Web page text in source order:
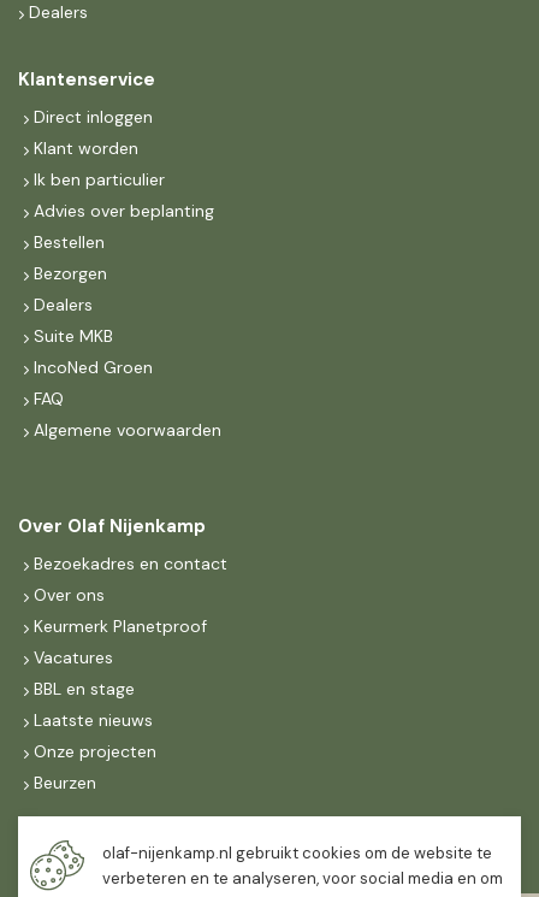
Dealers
Klantenservice
Direct inloggen
Klant worden
Ik ben particulier
Advies over beplanting
Bestellen
Bezorgen
Dealers
Suite MKB
IncoNed Groen
FAQ
Algemene voorwaarden
Over Olaf Nijenkamp
Bezoekadres en contact
Over ons
Keurmerk Planetproof
Vacatures
BBL en stage
Laatste nieuws
Onze projecten
Beurzen
Maandag t/m vrijdag
07:30- 16:30
olaf-nijenkamp.nl gebruikt cookies om de website te
verbeteren en te analyseren, voor social media en om